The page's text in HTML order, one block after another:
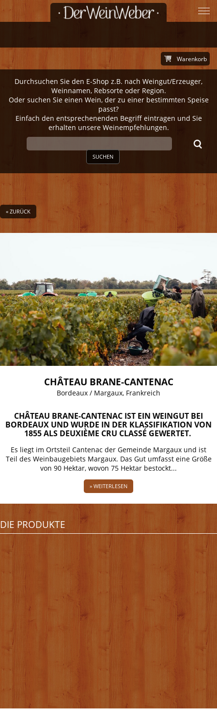
Durchsuchen Sie den E-Shop z.B. nach Weingut/Erzeuger,
Weinnamen, Rebsorte oder Region.
Oder suchen Sie einen Wein, der zu einer bestimmten Speise
passt?
Einfach den entsprechenenden Begriff eintragen und Sie
erhalten unsere Weinempfehlungen.
SUCHEN
Warenkorb
« ZURÜCK
CHÂTEAU BRANE-CANTENAC
Bordeaux / Margaux, Frankreich
CHÂTEAU BRANE-CANTENAC IST EIN WEINGUT BEI
BORDEAUX UND WURDE IN DER KLASSIFIKATION VON
1855 ALS DEUXIÈME CRU CLASSÉ GEWERTET.
Es liegt im Ortsteil Cantenac der Gemeinde Margaux und ist
Teil des Weinbaugebiets Margaux. Das Gut umfasst eine Größe
von 90 Hektar, wovon 75 Hektar bestockt...
» WEITERLESEN
DIE PRODUKTE